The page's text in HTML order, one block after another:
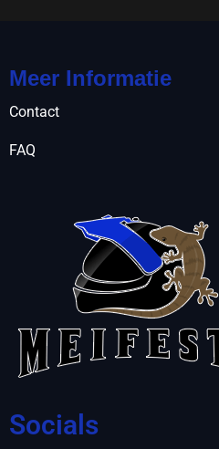
Meer Informatie
Contact
FAQ
Socials